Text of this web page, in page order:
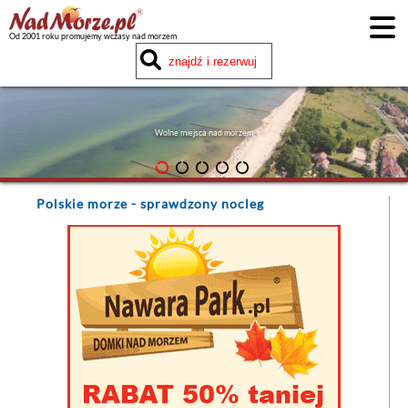
Od 2001 roku promujemy wczasy nad morzem
Wolne miejsca nad morzem
Polskie morze - sprawdzony nocleg